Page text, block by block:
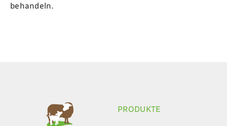
behandeln‭.‬
PRODUKTE